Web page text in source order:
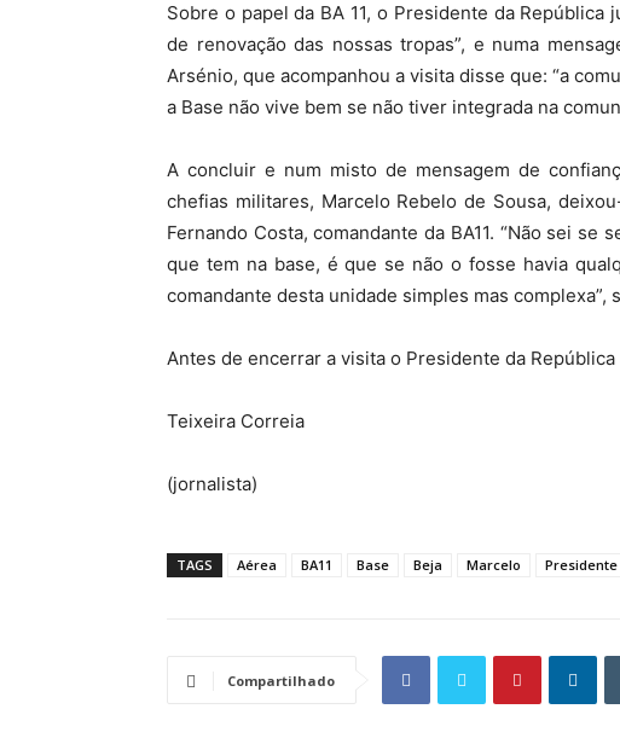
Sobre o papel da BA 11, o Presidente da República
de renovação das nossas tropas”, e numa
Arsénio, que acompanhou a visita disse que: “a
a Base não vive bem se não tiver integrada na
A concluir e num misto de mensagem de
chefias militares, Marcelo Rebelo de Sousa,
Fernando Costa, comandante da BA11. “Não sei
que tem na base, é que se não o fosse havia
comandante desta unidade simples mas complexa”,
Antes de encerrar a visita o Presidente da
Teixeira Correia
(jornalista)
TAGS Aérea BA11 Base Beja Marcelo Presidente
Compartilhado